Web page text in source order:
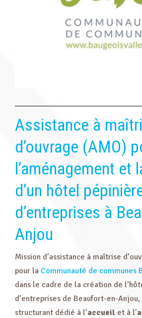
Assistance à
d’ouvrage (AMO)
l’aménagement et
d’un hôtel
d’entreprises à
Anjou
Mission d’assistance à maîtrise
pour la Communauté de communes
dans le cadre de la création de
d’entreprises de Beaufort-en-
structurant dédié à l’accueil et à l’